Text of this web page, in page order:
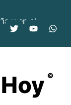
y en el
©